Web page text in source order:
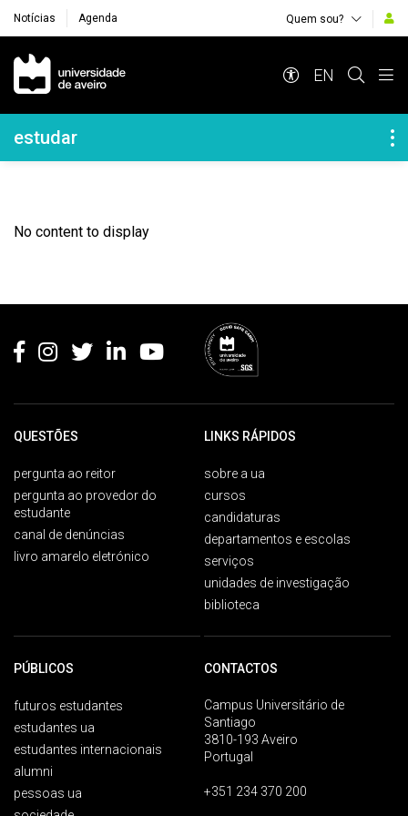
Notícias Agenda Quem sou?
Navegação Principal
EN
Navegação Lateral
estudar
No content to display
QUESTÕES
pergunta ao reitor
pergunta ao provedor do
estudante
canal de denúncias
livro amarelo eletrónico
LINKS RÁPIDOS
sobre a ua
cursos
candidaturas
departamentos e escolas
serviços
unidades de investigação
biblioteca
PÚBLICOS
futuros estudantes
estudantes ua
estudantes internacionais
alumni
pessoas ua
CONTACTOS
Campus Universitário de
Santiago
3810-193 Aveiro
Portugal
+351 234 370 200